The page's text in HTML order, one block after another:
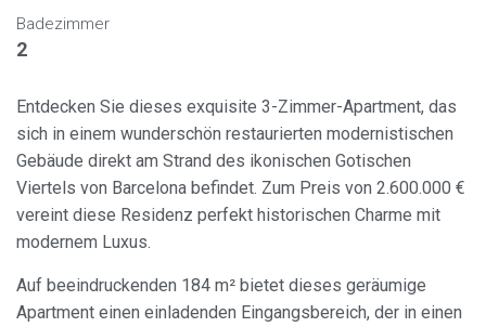
Badezimmer
2
Entdecken Sie dieses exquisite 3-Zimmer-Apartment, das
sich in einem wunderschön restaurierten modernistischen
Gebäude direkt am Strand des ikonischen Gotischen
Viertels von Barcelona befindet. Zum Preis von 2.600.000 €
vereint diese Residenz perfekt historischen Charme mit
modernem Luxus.
Auf beeindruckenden 184 m² bietet dieses geräumige
Apartment einen einladenden Eingangsbereich, der in einen